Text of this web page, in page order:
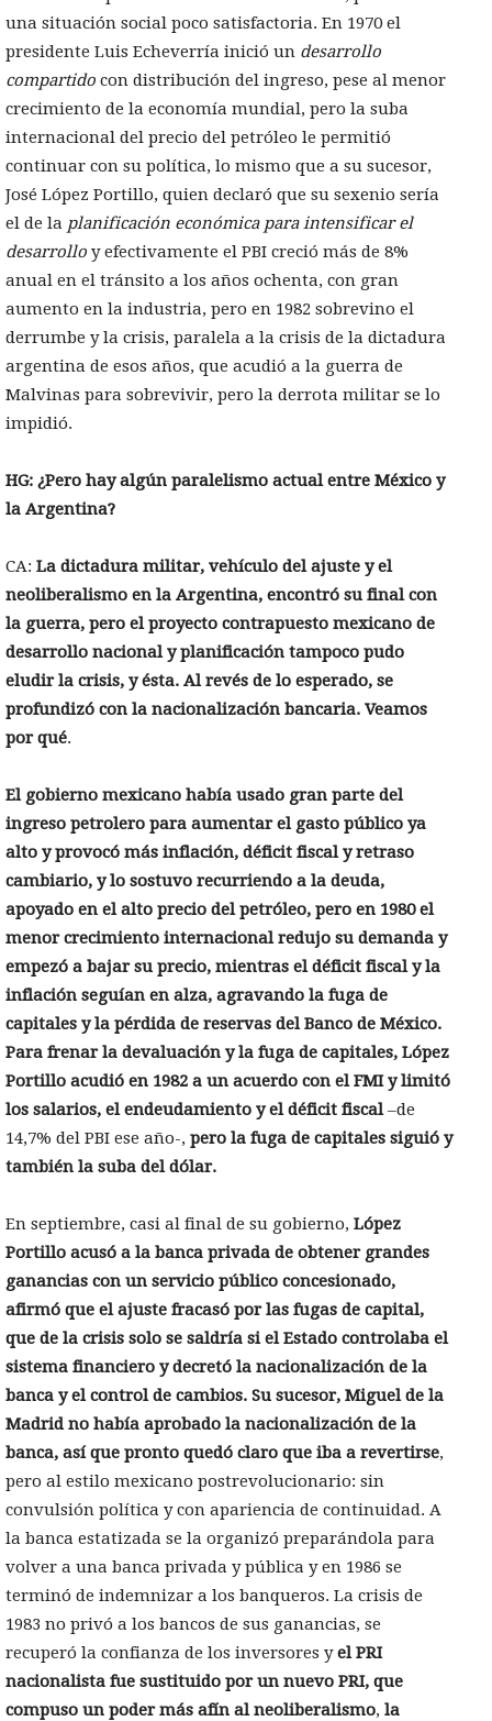
una situación social poco satisfactoria. En 1970 el
presidente Luis Echeverría inició un desarrollo
compartido con distribución del ingreso, pese al menor
crecimiento de la economía mundial, pero la suba
internacional del precio del petróleo le permitió
continuar con su política, lo mismo que a su sucesor,
José López Portillo, quien declaró que su sexenio sería
el de la planificación económica para intensificar el
desarrollo y efectivamente el PBI creció más de 8%
anual en el tránsito a los años ochenta, con gran
aumento en la industria, pero en 1982 sobrevino el
derrumbe y la crisis, paralela a la crisis de la dictadura
argentina de esos años, que acudió a la guerra de
Malvinas para sobrevivir, pero la derrota militar se lo
impidió.
HG: ¿Pero hay algún paralelismo actual entre México y
la Argentina?
CA: La dictadura militar, vehículo del ajuste y el
neoliberalismo en la Argentina, encontró su final con
la guerra, pero el proyecto contrapuesto mexicano de
desarrollo nacional y planificación tampoco pudo
eludir la crisis, y ésta. Al revés de lo esperado, se
profundizó con la nacionalización bancaria. Veamos
por qué.
El gobierno mexicano había usado gran parte del
ingreso petrolero para aumentar el gasto público ya
alto y provocó más inflación, déficit fiscal y retraso
cambiario, y lo sostuvo recurriendo a la deuda,
apoyado en el alto precio del petróleo, pero en 1980 el
menor crecimiento internacional redujo su demanda y
empezó a bajar su precio, mientras el déficit fiscal y la
inflación seguían en alza, agravando la fuga de
capitales y la pérdida de reservas del Banco de México.
Para frenar la devaluación y la fuga de capitales, López
Portillo acudió en 1982 a un acuerdo con el FMI y limitó
los salarios, el endeudamiento y el déficit fiscal–de
14,7% del PBI ese año-, pero la fuga de capitales siguió y
también la suba del dólar.
En septiembre, casi al final de su gobierno, López
Portillo acusó a la banca privada de obtener grandes
ganancias con un servicio público concesionado,
afirmó que el ajuste fracasó por las fugas de capital,
que de la crisis solo se saldría si el Estado controlaba el
sistema financiero y decretó la nacionalización de la
banca y el control de cambios. Su sucesor, Miguel de la
Madrid no había aprobado la nacionalización de la
banca, así que pronto quedó claro que iba a revertirse,
pero al estilo mexicano postrevolucionario: sin
convulsión política y con apariencia de continuidad. A
la banca estatizada se la organizó preparándola para
volver a una banca privada y pública y en 1986 se
terminó de indemnizar a los banqueros. La crisis de
1983 no privó a los bancos de sus ganancias, se
recuperó la confianza de los inversores yel PRI
nacionalista fue sustituido por un nuevo PRI, que
compuso un poder más afín al neoliberalismo, la